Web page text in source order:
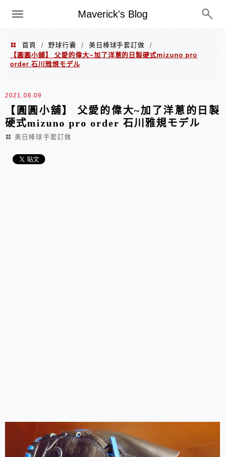
Maverick's Blog
Menu
首頁 / 野球行囊 / 美日棒球手套訂做
/
【圓圓小舖】 父愛的偉大~加了洋蔥的日製硬式mizuno pro
order 石川雅規モデル
2021.08.09
【圓圓小舖】 父愛的偉大~加了洋蔥的日製
硬式mizuno pro order 石川雅規モデル
美日棒球手套訂做